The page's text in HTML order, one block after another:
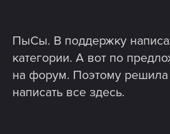
ПыСы. В поддержку
категории. А вот по
на форум. Поэтому решила
написать все здесь.